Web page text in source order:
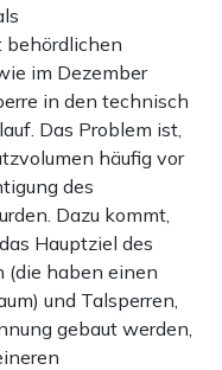
behördlichen
im Dezember
in den technisch
Das Problem ist,
häufig vor
des
Dazu kommt,
Hauptziel des
(die haben einen
und Talsperren,
gebaut werden,